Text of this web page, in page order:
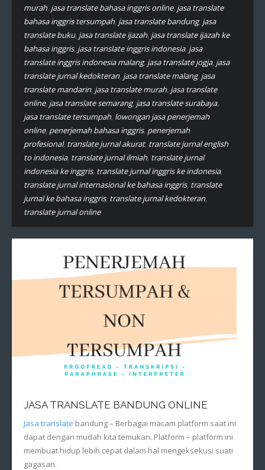
murah, jasa translate bahasa inggris online, jasa translate
bahasa inggris tersumpah, jasa translate bandung, jasa
translate buku, jasa translate ijazah, jasa translate ijazah ke
bahasa inggris, jasa translate inggris indonesia, jasa
translate inggris indonesia malang, jasa translate jogja, jasa
translate jurnal kedokteran, jasa translate malang, jasa
translate mandarin, jasa translate murah, jasa translate
online, jasa translate semarang, jasa translate surabaya,
jasa translate tersumpah, lowongan jasa penerjemah
online, penerjemah bahasa inggris, penerjemah
profesional, translate jurnal akurat, translate jurnal english
to indonesia, translate jurnal ilmiah, translate jurnal
indonesia ke inggris, translate jurnal inggris ke indonesia,
translate jurnal internasional ke bahasa inggris, translate
jurnal ke bahasa inggris, translate jurnal kedokteran,
translate jurnal online
JASA TRANSLATE BANDUNG ONLINE
Jasa translate bandung – Berbagai macam platform saat ini
dapat dengan mudah kita temukan. Platform – platform ini
membuat hidup lebih cepat dalam hal mengeksekusi suati
gagasan.